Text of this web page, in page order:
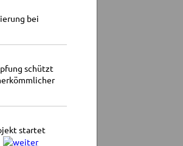
bei
schützt
startet